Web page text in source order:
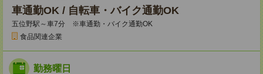
車通勤OK / 自転車・バイク通勤OK
五位野駅～車7分 ※車通勤・バイク通勤OK
食品関連企業
勤務曜日